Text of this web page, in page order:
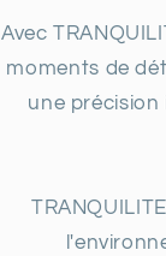
Avec
moments de
une précision